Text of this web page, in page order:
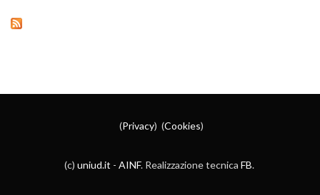
(Privacy) (Cookies)
(c) uniud.it - AINF. Realizzazione tecnica FB.